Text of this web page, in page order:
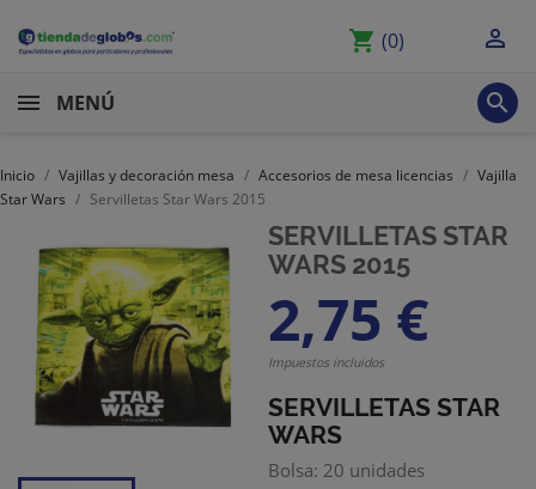
shopping_cart (0) 
MENÚ 
Inicio Vajillas y decoración mesa Accesorios de mesa licencias
Vajilla
Star Wars
Servilletas Star Wars 2015
SERVILLETAS STAR
WARS 2015
2,75 €
Impuestos incluidos
SERVILLETAS STAR
WARS
Bolsa: 20 unidades